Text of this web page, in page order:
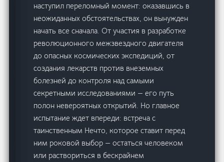
наступил переломный момент: оказавшись в
неожиданных обстоятельствах, он вынужден
начать все сначала. От участия в разработке
революционного межзвездного двигателя
до опасных космических экспедиций, от
создания лекарств против внеземных
болезней до контроля над самыми
секретными исследованиями — его путь
полон невероятных открытий. Но главное
испытание ждет впереди: встреча с
таинственным Нечто, которое ставит перед
ним роковой выбор — остаться человеком
или раствориться в бескрайнем